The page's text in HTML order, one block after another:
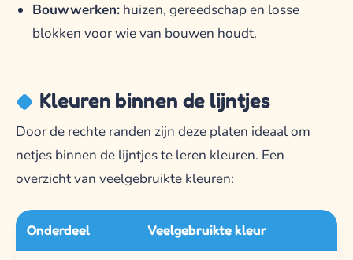
Bouwwerken:huizen, gereedschap en losse
blokken voor wie van bouwen houdt.
Kleuren binnen de lijntjes
Door de rechte randen zijn deze platen ideaal om
netjes binnen de lijntjes te leren kleuren. Een
overzicht van veelgebruikte kleuren:
Onderdeel Veelgebruikte kleur